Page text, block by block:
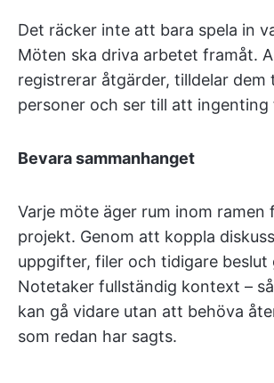
Det räcker inte att bara spela in
Möten ska driva arbetet framåt.
registrerar åtgärder, tilldelar dem
personer och ser till att ingenting
Bevara sammanhanget
Varje möte äger rum inom
projekt. Genom att koppla
uppgifter, filer och tidigare beslut
Notetaker fullständig kontext –
kan gå vidare utan att behöva
som redan har sagts.